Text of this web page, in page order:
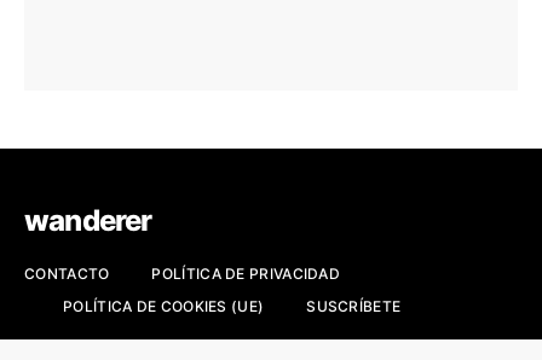
wanderer
CONTACTO
POLÍTICA DE PRIVACIDAD
POLÍTICA DE COOKIES (UE)
SUSCRÍBETE